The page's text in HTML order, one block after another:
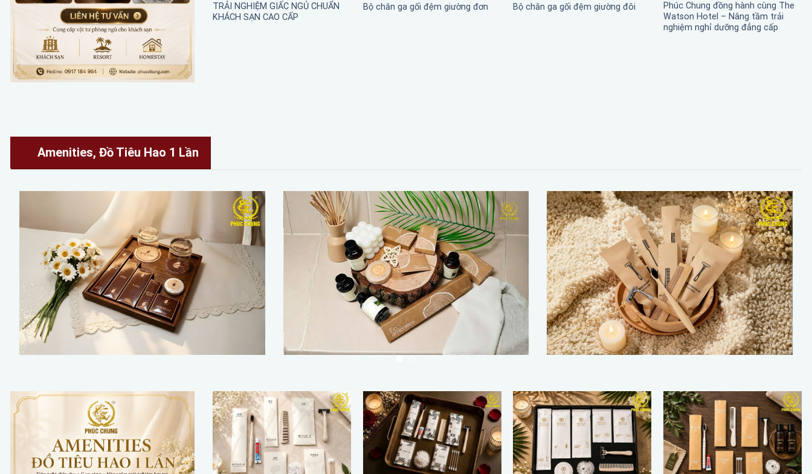
TRẢI NGHIỆM GIẤC NGỦ CHUẨN
KHÁCH SẠN CAO CẤP
Bộ chăn ga gối đệm giường đơn Bộ chăn ga gối đệm giường đôi
Phúc Chung đồng hành cùng The
Watson Hotel – Nâng tầm trải
nghiệm nghỉ dưỡng đẳng cấp
Amenities, Đồ Tiêu Hao 1 Lần